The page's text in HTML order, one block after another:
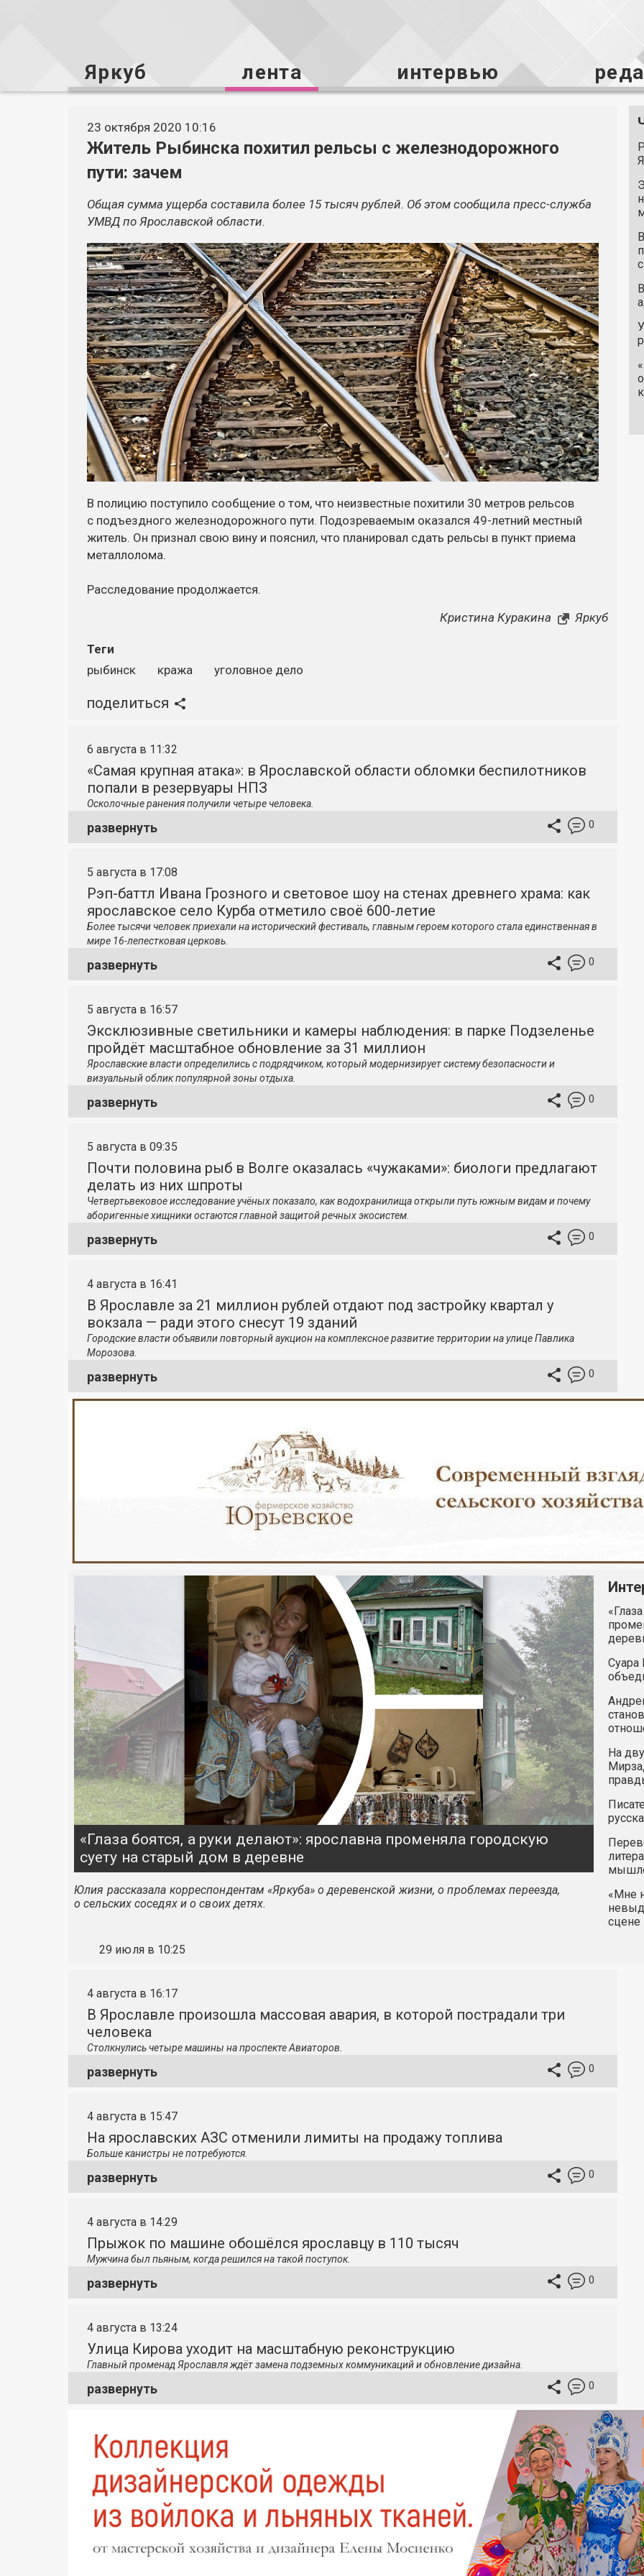
Яркуб лента интервью
23 октября 2020 10:16
Житель Рыбинска похитил рельсы с железнодорожного
пути: зачем
Общая сумма ущерба составила более 15 тысяч рублей. Об этом сообщила пресс-служба
УМВД по Ярославской области.
В полицию поступило сообщение о том, что неизвестные похитили 30 метров рельсов
с подъездного железнодорожного пути. Подозреваемым оказался 49-летний местный
житель. Он признал свою вину и пояснил, что планировал сдать рельсы в пункт приема
металлолома.
Расследование продолжается.
Кристина Куракина
Яркуб
Теги
рыбинск
кража уголовное дело
поделиться
6 августа в 11:32
«Самая крупная атака»: в Ярославской области обломки беспилотников
попали в резервуары НПЗ
Осколочные ранения получили четыре человека.
развернуть 0
5 августа в 17:08
Рэп-баттл Ивана Грозного и световое шоу на стенах древнего храма: как
ярославское село Курба отметило своё 600-летие
Более тысячи человек приехали на исторический фестиваль, главным героем которого стала единственная в
мире 16-лепестковая церковь.
развернуть 0
5 августа в 16:57
Эксклюзивные светильники и камеры наблюдения: в парке Подзеленье
пройдёт масштабное обновление за 31 миллион
Ярославские власти определились с подрядчиком, который модернизирует систему безопасности и
визуальный облик популярной зоны отдыха.
развернуть 0
5 августа в 09:35
Почти половина рыб в Волге оказалась «чужаками»: биологи предлагают
делать из них шпроты
Четвертьвековое исследование учёных показало, как водохранилища открыли путь южным видам и почему
аборигенные хищники остаются главной защитой речных экосистем.
развернуть 0
4 августа в 16:41
В Ярославле за 21 миллион рублей отдают под застройку квартал у
вокзала — ради этого снесут 19 зданий
Городские власти объявили повторный аукцион на комплексное развитие территории на улице Павлика
Морозова.
развернуть 0
«Глаза боятся, а руки делают»: ярославна променяла городскую
суету на старый дом в деревне
Юлия рассказала корреспондентам «Яркуба» о деревенской жизни, о проблемах переезда,
о сельских соседях и о своих детях.
29 июля в 10:25
Суара
На
«Мне
сцене
4 августа в 16:17
В Ярославле произошла массовая авария, в которой пострадали три
человека
Столкнулись четыре машины на проспекте Авиаторов.
развернуть 0
4 августа в 15:47
На ярославских АЗС отменили лимиты на продажу топлива
Больше канистры не потребуются.
развернуть 0
4 августа в 14:29
Прыжок по машине обошёлся ярославцу в 110 тысяч
Мужчина был пьяным, когда решился на такой поступок.
развернуть 0
4 августа в 13:24
Улица Кирова уходит на масштабную реконструкцию
Главный променад Ярославля ждёт замена подземных коммуникаций и обновление дизайна.
развернуть 0